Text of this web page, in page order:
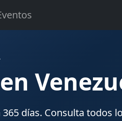
365 días. Consulta todos